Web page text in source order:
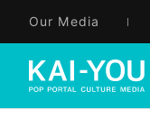
Our Media